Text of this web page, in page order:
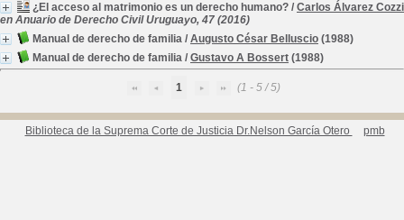
¿El acceso al matrimonio es un derecho humano? / Carlos Álvarez Cozzi
en Anuario de Derecho Civil Uruguayo, 47 (2016)
Manual de derecho de familia / Augusto César Belluscio (1988)
Manual de derecho de familia / Gustavo A Bossert (1988)
1 (1 - 5 / 5)
Biblioteca de la Suprema Corte de Justicia Dr.Nelson García Otero pmb